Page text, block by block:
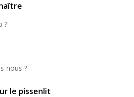
?
nous ?
le pissenlit